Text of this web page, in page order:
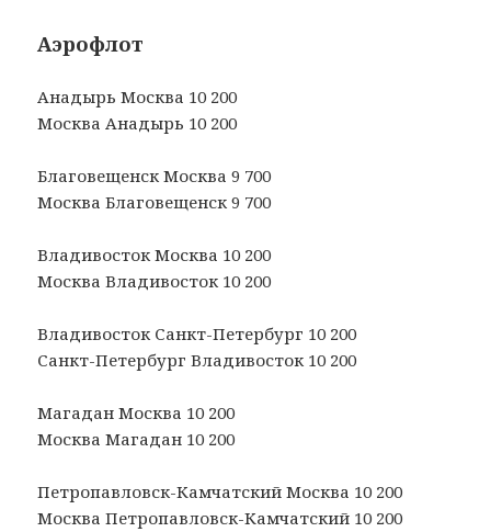
Аэрофлот
Анадырь Москва 10 200
Москва Анадырь 10 200
Благовещенск Москва 9 700
Москва Благовещенск 9 700
Владивосток Москва 10 200
Москва Владивосток 10 200
Владивосток Санкт-Петербург 10 200
Санкт-Петербург Владивосток 10 200
Магадан Москва 10 200
Москва Магадан 10 200
Петропавловск-Камчатский Москва 10 200
Москва Петропавловск-Камчатский 10 200